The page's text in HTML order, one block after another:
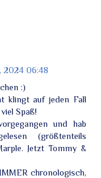
2024 06:48
:)
klingt auf jeden Fall
Spaß!
und hab
(größtenteils
Jetzt Tommy &
chronologisch,